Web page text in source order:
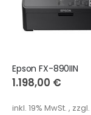
Epson FX-890IIN
1.198,00 €
inkl. 19% MwSt. , zzgl.